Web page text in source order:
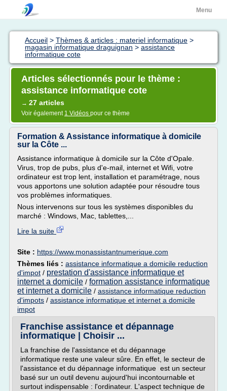
Menu
Accueil > Thèmes & articles : materiel informatique >
magasin informatique draguignan > assistance
informatique cote
Articles sélectionnés pour le thème :
assistance informatique cote
→ 27 articles
Voir également 1 Vidéos pour ce thème
Formation & Assistance informatique à domicile
sur la Côte ...
Assistance informatique à domicile sur la Côte d'Opale.
Virus, trop de pubs, plus d'e-mail, internet et Wifi, votre
ordinateur est trop lent, installation et paramétrage, nous
vous apportons une solution adaptée pour résoudre tous
vos problèmes informatiques.
Nous intervenons sur tous les systèmes disponibles du
marché : Windows, Mac, tablettes,...
Lire la suite
Site : https://www.monassistantnumerique.com
Thèmes liés : assistance informatique a domicile reduction
d'impot / prestation d'assistance informatique et
internet a domicile / formation assistance informatique
et internet a domicile / assistance informatique reduction
d'impots / assistance informatique et internet a domicile
impot
Franchise assistance et dépannage
informatique | Choisir ...
La franchise de l'assistance et du dépannage
informatique reste une valeur sûre. En effet, le secteur de
l'assistance et du dépannage informatique est un secteur
basé sur un outil devenu aujourd'hui incontournable et
surtout indispensable : l'ordinateur. L'aspect technique de